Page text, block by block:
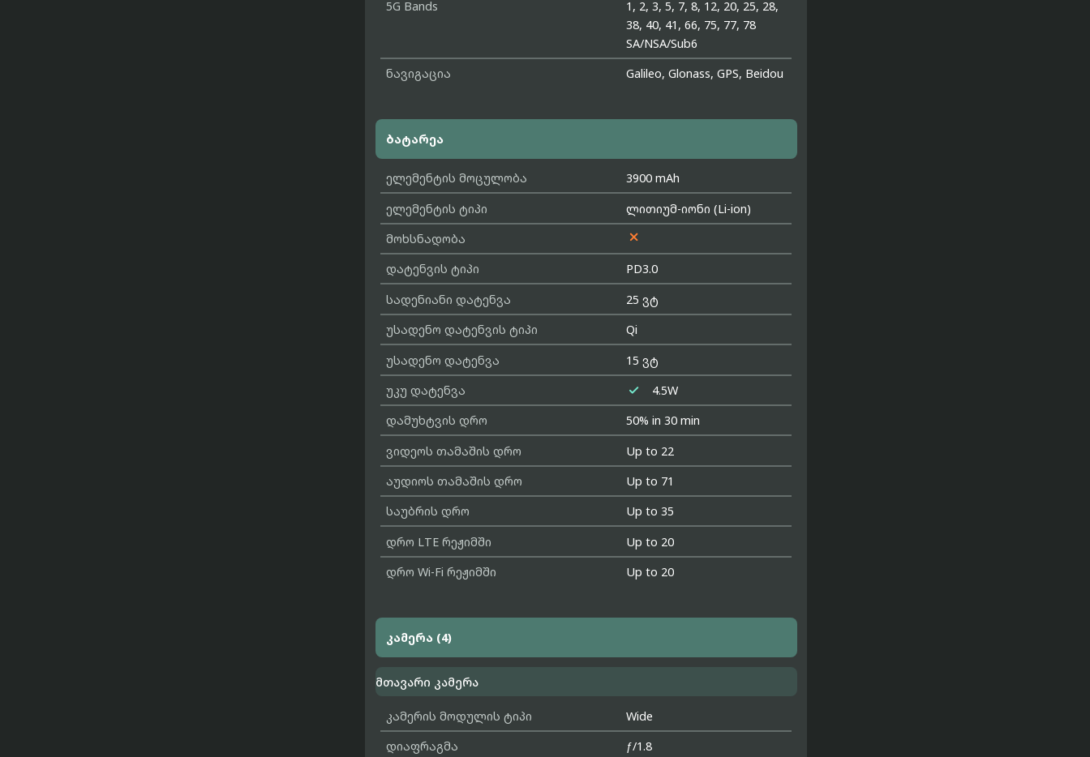
5G Bands
1, 2, 3, 5, 7, 8, 12, 20, 25, 28,
38, 40, 41, 66, 75, 77, 78
SA/NSA/Sub6
ნავიგაცია
Galileo, Glonass, GPS, Beidou
ბატარეა
ელემენტის მოცულობა
3900 mAh
ელემენტის ტიპი
ლითიუმ-იონი (Li-ion)
მოხსნადობა

დატენვის ტიპი
PD3.0
სადენიანი დატენვა
25 ვტ
უსადენო დატენვის ტიპი
Qi
უსადენო დატენვა
15 ვტ
უკუ დატენვა

4.5W
დამუხტვის დრო
50% in 30 min
ვიდეოს თამაშის დრო
Up to 22
აუდიოს თამაშის დრო
Up to 71
საუბრის დრო
Up to 35
დრო LTE რეჟიმში
Up to 20
დრო Wi-Fi რეჟიმში
Up to 20
კამერა (4)
მთავარი კამერა
კამერის მოდულის ტიპი
Wide
დიაფრაგმა
ƒ/1.8